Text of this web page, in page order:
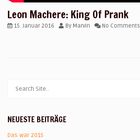
Leon Machere: King Of Prank
15. Januar 2016 By Marvin No Comments
NEUESTE BEITRÄGE
Das war 2015